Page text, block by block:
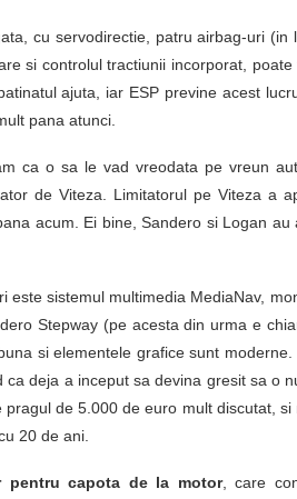
cu servodirectie, patru airbag-uri (in
si controlul tractiunii incorporat,
ajuta, iar ESP previne acest
pana atunci.
ca o sa le vad vreodata pe vreun
de Viteza. Limitatorul pe Viteza a
acum. Ei bine, Sandero si Logan
sistemul multimedia MediaNav,
Stepway (pe acesta din urma e
si elementele grafice sunt
deja a inceput sa devina gresit sa o
de 5.000 de euro mult discutat,
20 de ani.
pentru capota de la motor, care